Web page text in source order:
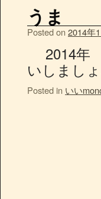
うま
Posted on 2014年
2014年
いしまし
Posted in いい